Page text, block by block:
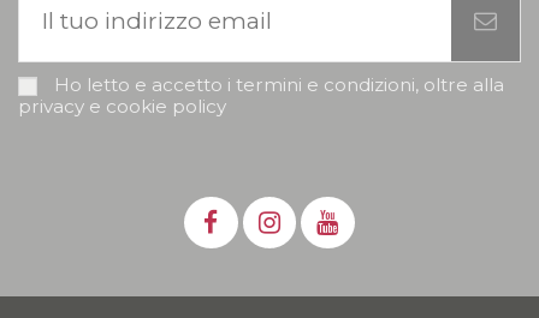
Ho letto e accetto i termini e condizioni, oltre alla
privacy e cookie policy